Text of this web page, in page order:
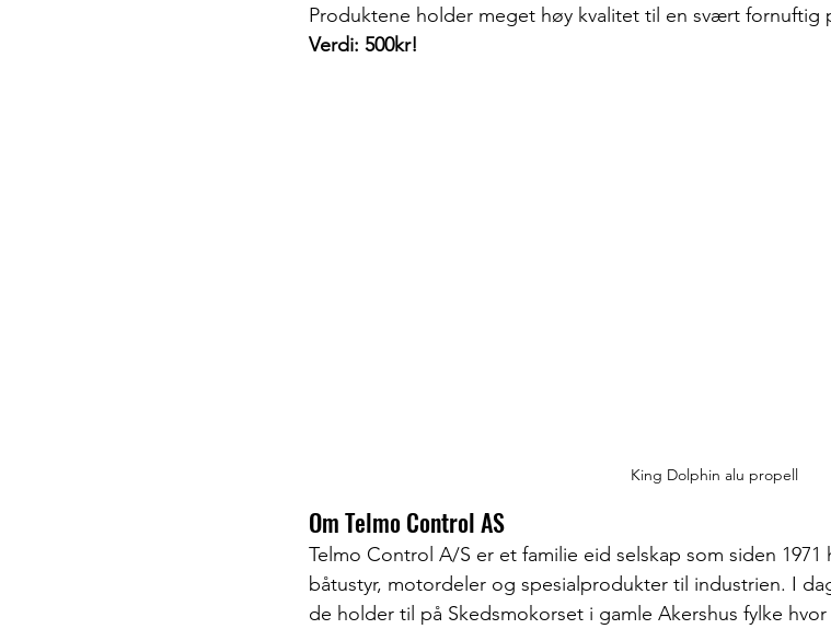
Produktene holder meget høy kvalitet til en svært fornuftig
Verdi: 500kr!
King Dolphin alu propell
Om Telmo Control AS
Telmo Control A/S er et familie eid selskap som siden
båtustyr, motordeler og spesialprodukter til industrien. I
de holder til på Skedsmokorset i gamle Akershus fylke